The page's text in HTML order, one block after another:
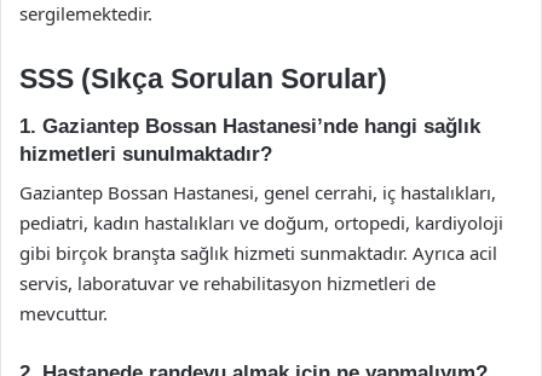
sergilemektedir.
SSS (Sıkça Sorulan Sorular)
1. Gaziantep Bossan Hastanesi’nde hangi sağlık
hizmetleri sunulmaktadır?
Gaziantep Bossan Hastanesi, genel cerrahi, iç hastalıkları,
pediatri, kadın hastalıkları ve doğum, ortopedi, kardiyoloji
gibi birçok branşta sağlık hizmeti sunmaktadır. Ayrıca acil
servis, laboratuvar ve rehabilitasyon hizmetleri de
mevcuttur.